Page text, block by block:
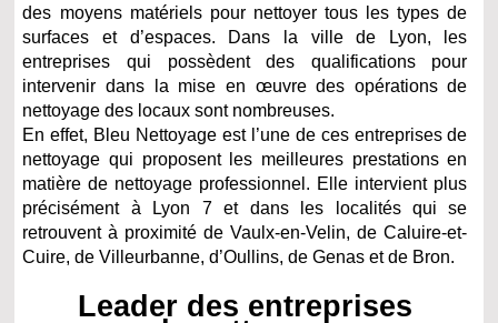
des moyens matériels pour nettoyer tous les types de
surfaces et d’espaces. Dans la ville de Lyon, les
entreprises qui possèdent des qualifications pour
intervenir dans la mise en œuvre des opérations de
nettoyage des locaux sont nombreuses.
En effet, Bleu Nettoyage est l’une de ces entreprises de
nettoyage qui proposent les meilleures prestations en
matière de nettoyage professionnel. Elle intervient plus
précisément à Lyon 7 et dans les localités qui se
retrouvent à proximité de Vaulx-en-Velin, de Caluire-et-
Cuire, de Villeurbanne, d’Oullins, de Genas et de Bron.
Leader des entreprises